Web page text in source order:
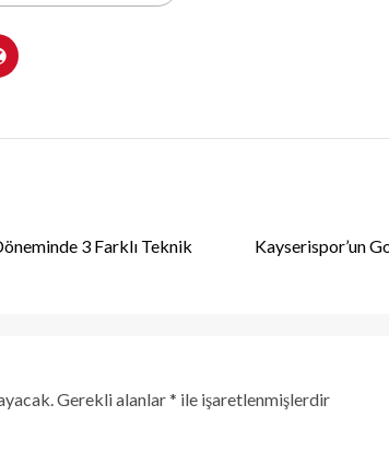
3 Farklı Teknik
Kayserispor’un
Gerekli alanlar* ile işaretlenmişlerdir